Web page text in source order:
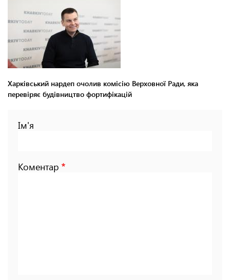
Харківський нардеп очолив комісію Верховної Ради, яка
перевіряє будівництво фортифікацій
Ім'я
Коментар